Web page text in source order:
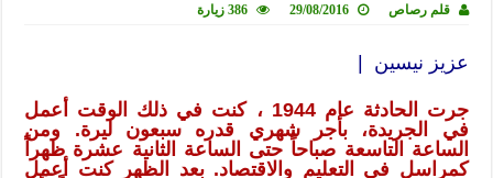
قلم رصاص 29/08/2016 386 زيارة
عزيز نيسين |
جرت الحادثة عام 1944 ، كنت في ذلك الوقت أعمل
في الجريدة، بأجر شهري قدره سبعون ليرة. ومن
الساعة التاسعة صباحاً حتى الساعة الثانية عشرة ظهراً
كمراسل في التعليم والاقتصاد. بعد الظهر كنت أعمل